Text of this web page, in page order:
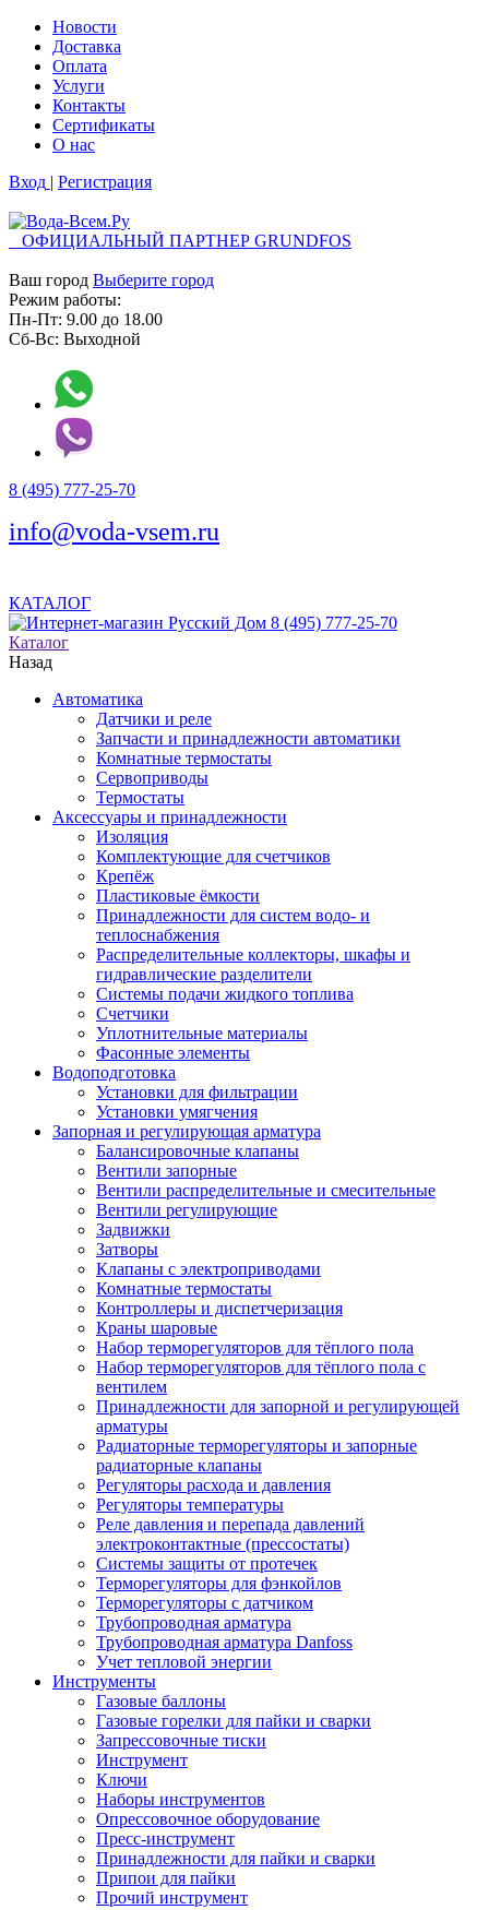
Новости
Доставка
Оплата
Услуги
Контакты
Cертификаты
О нас
Вход | Регистрация
ОФИЦИАЛЬНЫЙ ПАРТНЕР GRUNDFOS
Ваш город Выберите город
Режим работы:
Пн-Пт: 9.00 до 18.00
Сб-Вс: Выходной
8 (495) 777-25-70
info@voda-vsem.ru
КАТАЛОГ
8 (495) 777-25-70
Каталог
Назад
Автоматика
Датчики и реле
Запчасти и принадлежности автоматики
Комнатные термостаты
Сервоприводы
Термостаты
Аксессуары и принадлежности
Изоляция
Комплектующие для счетчиков
Крепёж
Пластиковые ёмкости
Принадлежности для систем водо- и
теплоснабжения
Распределительные коллекторы, шкафы и
гидравлические разделители
Системы подачи жидкого топлива
Счетчики
Уплотнительные материалы
Фасонные элементы
Водоподготовка
Установки для фильтрации
Установки умягчения
Запорная и регулирующая арматура
Балансировочные клапаны
Вентили запорные
Вентили распределительные и смесительные
Вентили регулирующие
Задвижки
Затворы
Клапаны с электроприводами
Комнатные термостаты
Контроллеры и диспетчеризация
Краны шаровые
Набор терморегуляторов для тёплого пола
Набор терморегуляторов для тёплого пола с
вентилем
Принадлежности для запорной и регулирующей
арматуры
Радиаторные терморегуляторы и запорные
радиаторные клапаны
Регуляторы расхода и давления
Регуляторы температуры
Реле давления и перепада давлений
электроконтактные (прессостаты)
Системы защиты от протечек
Терморегуляторы для фэнкойлов
Терморегуляторы с датчиком
Трубопроводная арматура
Трубопроводная арматура Danfoss
Учет тепловой энергии
Инструменты
Газовые баллоны
Газовые горелки для пайки и сварки
Запрессовочные тиски
Инструмент
Ключи
Наборы инструментов
Опрессовочное оборудование
Пресс-инструмент
Принадлежности для пайки и сварки
Припои для пайки
Прочий инструмент